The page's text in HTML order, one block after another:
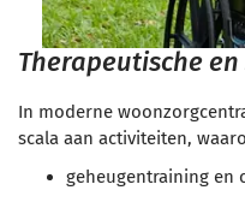
Therapeutische
In moderne
scala aan activiteiten,
geheugentraining en